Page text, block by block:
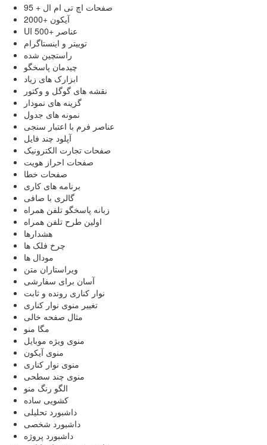
95 + صفحات اچ تی ام ال
2000+ آیکون
UI 500+ عناصر
توییتر و اینستاگرام
راستچین شده
چیدمان پاسخگو
ابزارک های زیاد
نقشه های گوگل و وکتور
گزینه های نمودار
نمونه های جدول
عناصر فرم با اعتبار سنجی
آپلود چند فایل
صفحات تجارت الکترونیک
صفحات احراز هویت
صفحات خطا
برنامه های کاری
گالری با صافی
زبانه پاسخگو تلفن همراه
اولین طرح تلفن همراه
هشدارها
چرخ فلک ها
مودال ها
ویراستاران متن
آسان برای سفارشی
نوار کناری رونده و ثابت
تغییر منوی نوار کناری
مثال صفحه خالی
مگا منو
منوی ویژه موبایل
منوی آیکون
منوی نوار کناری
منوی چند سطحی
الگو رنگ منو
کشویی ساده
داشبورد تحلیلی
داشبورد شخصی
داشبورد پروژه